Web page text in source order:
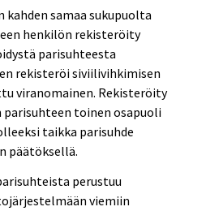
kahden samaa sukupuolta
henkilön rekisteröity
parisuhteesta
rekisteröi siviilivihkimisen
viranomainen. Rekisteröity
parisuhteen toinen osapuoli
taikka parisuhde
päätöksellä.
perustuu
viemiin